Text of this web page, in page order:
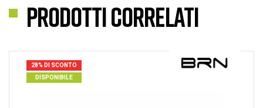
Prodotti correlati
28% DI SCONTO
DISPONIBILE